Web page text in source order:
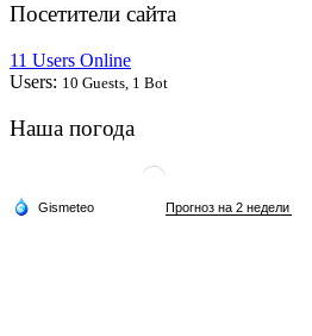
Посетители сайта
11 Users Online
Users: 10 Guests, 1 Bot
Наша погода